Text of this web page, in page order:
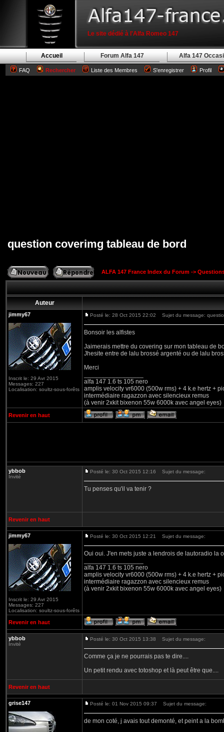
Le site dédié à l'Alfa Romeo 147
Accueil Forum Alfa 147 Alfa 147
FAQ Rechercher Liste des Membres S'enregistrer Profil
question coverimg tableau de bord
ALFA 147 France Index du Forum ->
Auteur
jimmy67
Inscrit le: 29 Avr 2015
Messages: 227
Localisation: soultz-sous-forêts
Posté le: 28 Oct 2015 22:02 Sujet du message:
Bonsoir les alfistes
Jaimerais mettre du covering sur mon tableau de
Jhesite entre de lalu brossé argenté ou de lalu
Merci
alfa 147 1.6 ts 105 nero
amplis velocity vr6000 (500w rms) + 4 k.e hertz +
intermédiaire ragazzon avec silencieux remus
(à venir 2xkit bixenon 55w 6000k avec angel eyes)
Revenir en haut
ybbob
Invité
Posté le: 30 Oct 2015 12:16 Sujet du message:
Tu penses qu'il va tenir ?
Revenir en haut
jimmy67
Inscrit le: 29 Avr 2015
Messages: 227
Localisation: soultz-sous-forêts
Posté le: 30 Oct 2015 12:21 Sujet du message:
Oui oui. J'en mets juste a lendrois de lautoradio la
alfa 147 1.6 ts 105 nero
amplis velocity vr6000 (500w rms) + 4 k.e hertz +
intermédiaire ragazzon avec silencieux remus
(à venir 2xkit bixenon 55w 6000k avec angel eyes)
Revenir en haut
ybbob
Invité
Posté le: 30 Oct 2015 13:38 Sujet du message:
Comme ça je ne pourrais pas te dire....
Un petit rendu avec totoshop et là peut être que....
Revenir en haut
grise147 Posté le: 01 Nov 2015 09:37 Sujet du message:
de mon coté, j avais tout demonté, et peint a la